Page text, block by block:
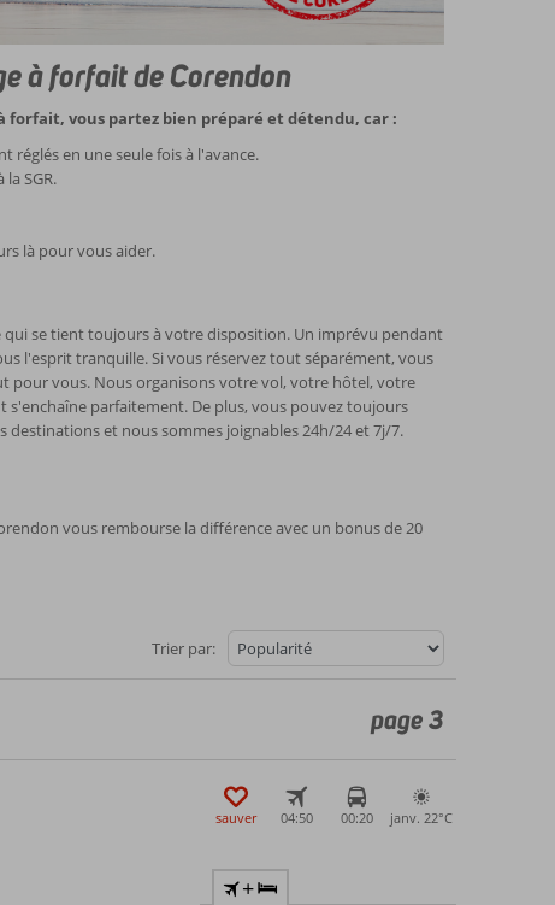
à forfait de Corendon
forfait, vous partez bien préparé et détendu, car :
réglés en une seule fois à l'avance.
SGR.
là pour vous aider.
se tient toujours à votre disposition. Un imprévu pendant
l'esprit tranquille. Si vous réservez tout séparément, vous
pour vous. Nous organisons votre vol, votre hôtel, votre
parfaitement. De plus, vous pouvez toujours
et nous sommes joignables 24h/24 et 7j/7.
vous rembourse la différence avec un bonus de 20
Trier par:
page 3
sauver 04:50 00:20 janv. 22°C
+